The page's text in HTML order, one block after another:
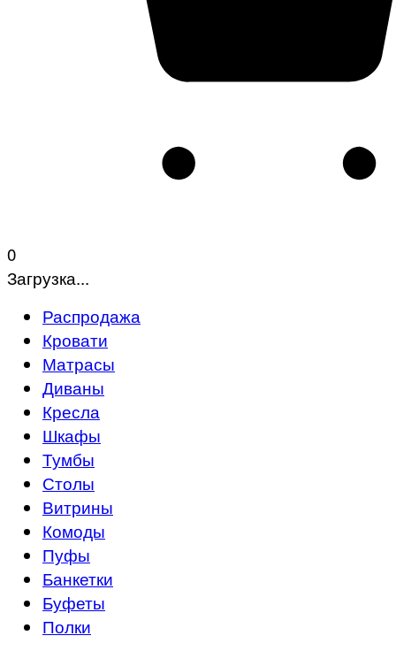
0
Загрузка...
Распродажа
Кровати
Матрасы
Диваны
Кресла
Шкафы
Тумбы
Столы
Витрины
Комоды
Пуфы
Банкетки
Буфеты
Полки